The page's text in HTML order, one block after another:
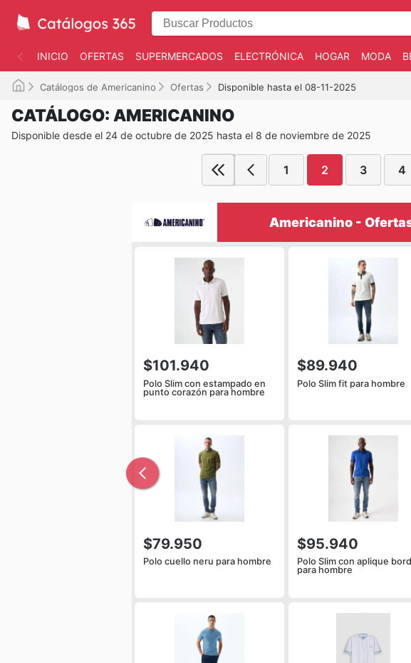
INICIO OFERTAS SUPERMERCADOS ELECTRÓNICA HOGAR MODA
Catálogos de Americanino Ofertas Disponible hasta el 08-11-2025
CATÁLOGO: AMERICANINO
Disponible desde el 24 de octubre de 2025 hasta el 8 de noviembre de 2025
1 2 3 4
Americanino -
$101.940
Polo Slim con estampado en
punto corazón para hombre
$89.940
Polo Slim fit para hombre
$79.950
Polo cuello neru para hombre
$95.940
Polo Slim con aplique
para hombre